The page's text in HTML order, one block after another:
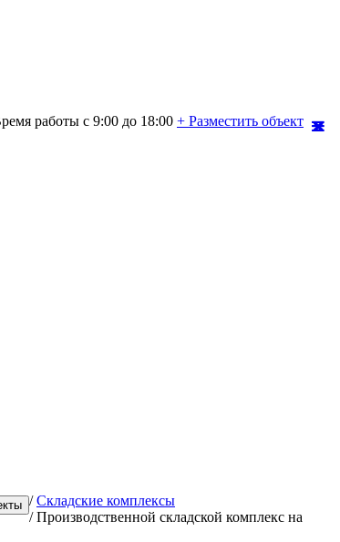
работы с 9:00 до 18:00 + Разместить объект
/ Складские комплексы
/ Производственной складской комплекс на